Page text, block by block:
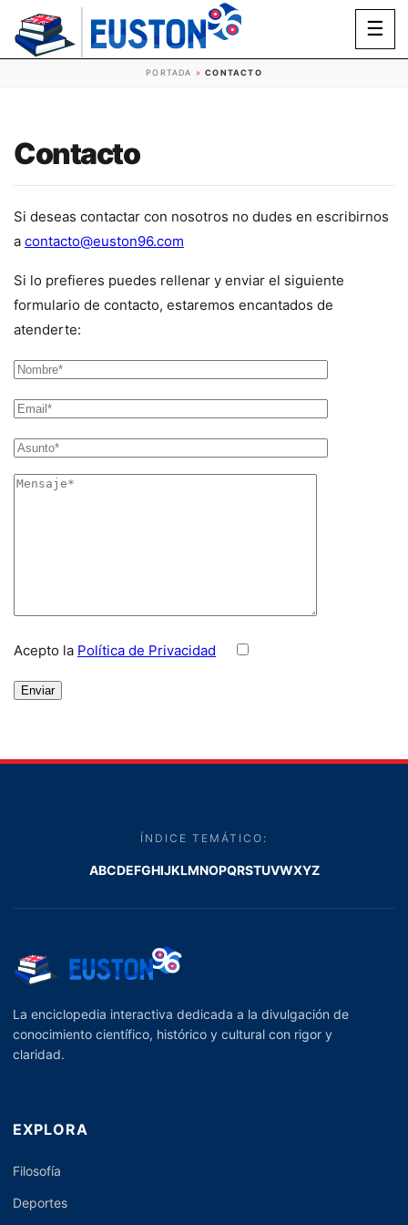
☰
PORTADA »CONTACTO
Contacto
Si deseas contactar con nosotros no dudes en escribirnos
a contacto@euston96.com
Si lo prefieres puedes rellenar y enviar el siguiente
formulario de contacto, estaremos encantados de
atenderte:
Acepto la Política de Privacidad
ÍNDICE TEMÁTICO:
ABCDEFGHIJKLMNOPQRSTUVWXYZ
La enciclopedia interactiva dedicada a la divulgación de
conocimiento científico, histórico y cultural con rigor y
claridad.
EXPLORA
Filosofía
Deportes